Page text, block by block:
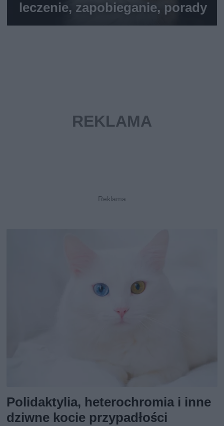
leczenie, zapobieganie, porady
Polidaktylia, heterochromia i inne
dziwne kocie przypadłości